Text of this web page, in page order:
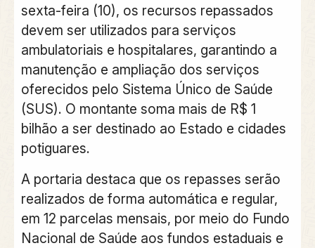
sexta-feira (10), os recursos repassados
devem ser utilizados para serviços
ambulatoriais e hospitalares, garantindo a
manutenção e ampliação dos serviços
oferecidos pelo Sistema Único de Saúde
(SUS). O montante soma mais de R$ 1
bilhão a ser destinado ao Estado e cidades
potiguares.
A portaria destaca que os repasses serão
realizados de forma automática e regular,
em 12 parcelas mensais, por meio do Fundo
Nacional de Saúde aos fundos estaduais e